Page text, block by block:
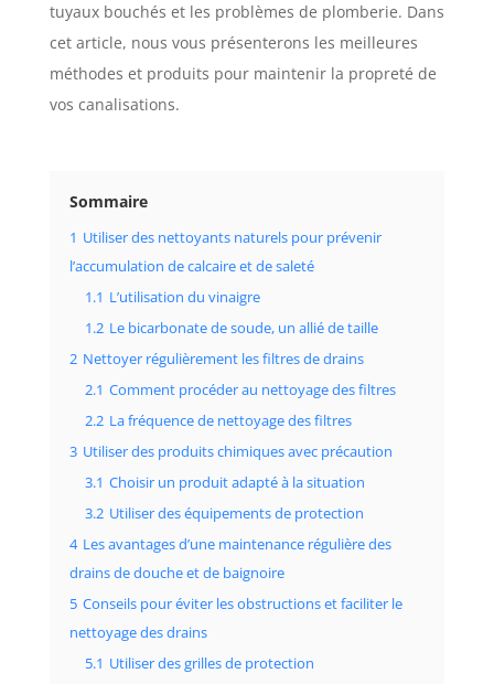
tuyaux bouchés et les problèmes de plomberie. Dans
cet article, nous vous présenterons les meilleures
méthodes et produits pour maintenir la propreté de
vos canalisations.
Sommaire
1 Utiliser des nettoyants naturels pour prévenir
l’accumulation de calcaire et de saleté
1.1 L’utilisation du vinaigre
1.2 Le bicarbonate de soude, un allié de taille
2 Nettoyer régulièrement les filtres de drains
2.1 Comment procéder au nettoyage des filtres
2.2 La fréquence de nettoyage des filtres
3 Utiliser des produits chimiques avec précaution
3.1 Choisir un produit adapté à la situation
3.2 Utiliser des équipements de protection
4 Les avantages d’une maintenance régulière des
drains de douche et de baignoire
5 Conseils pour éviter les obstructions et faciliter le
nettoyage des drains
5.1 Utiliser des grilles de protection